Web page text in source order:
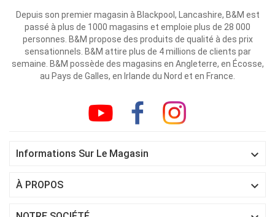
Depuis son premier magasin à Blackpool, Lancashire, B&M est
passé à plus de 1000 magasins et emploie plus de 28 000
personnes. B&M propose des produits de qualité à des prix
sensationnels. B&M attire plus de 4 millions de clients par
semaine. B&M possède des magasins en Angleterre, en Écosse,
au Pays de Galles, en Irlande du Nord et en France.
Informations Sur Le Magasin 
À PROPOS 